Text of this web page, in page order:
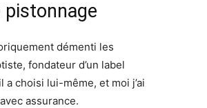
démenti les
fondateur d’un label
a choisi lui-même, et moi j’ai
assurance.